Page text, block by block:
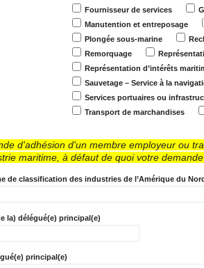
Fournisseur de services
Manutention et entreposage
Plongée sous-marine
Remorquage
Représentation d’intérêts
Sauvetage – Service à la
Services portuaires ou
Transport de marchandises
d'adhésion d'un membre employeur ou
maritime, à défaut de quoi votre
de classification des industries de l’Amérique du
la) délégué(e) principal(e)
principal(e)